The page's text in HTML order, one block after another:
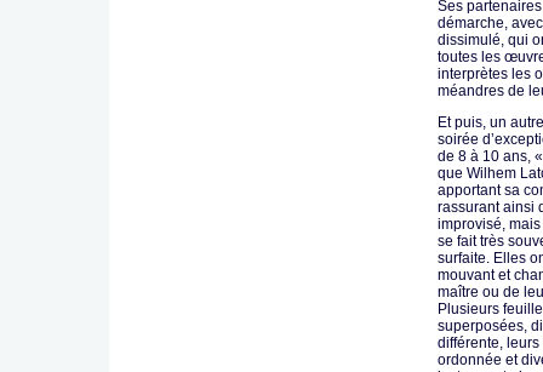
Ses
démarche,
dissimulé, qui
toutes les
interprètes les
méandres de
Et puis, un
soirée
de 8 à 10 ans,
que Wilhem
apportant sa
rassurant ainsi
improvisé,
se fait très
surfaite. Elles
mouvant et
maître ou de
Plusieurs
superposées,
différente,
ordonnée et